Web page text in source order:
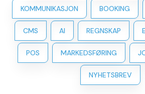
KOMMUNIKASJON BOOKING
CMS AI REGNSKAP
POS MARKEDSFØRING
NYHETSBREV